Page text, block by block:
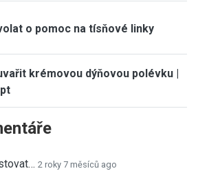
o pomoc na tísňové linky
krémovou dýňovou polévku |
2 roky 7 měsíců ago